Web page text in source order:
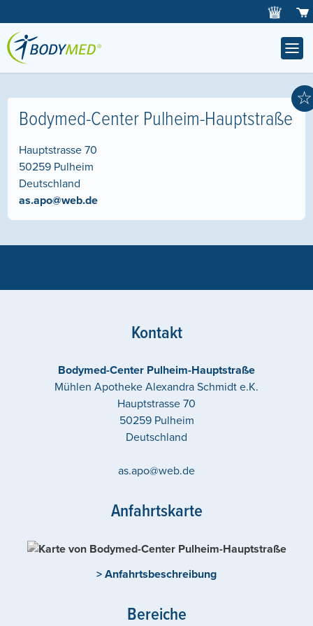
☆
Bodymed-Center Pulheim-Hauptstraße
Hauptstrasse 70
50259 Pulheim
Deutschland
as.apo@web.de
Kontakt
Bodymed-Center Pulheim-Hauptstraße
Mühlen Apotheke Alexandra Schmidt e.K.
Hauptstrasse 70
50259 Pulheim
Deutschland
as.apo@web.de
Anfahrtskarte
> Anfahrtsbeschreibung
Bereiche